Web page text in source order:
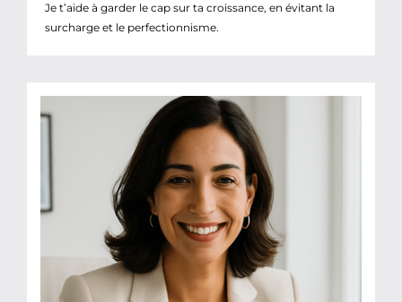
Je t’aide à garder le cap sur ta croissance, en évitant la
surcharge et le perfectionnisme.